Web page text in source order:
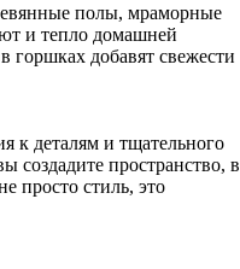
полы, мраморные
и тепло домашней
горшках добавят свежести
к деталям и тщательного
создадите пространство, в
просто стиль, это